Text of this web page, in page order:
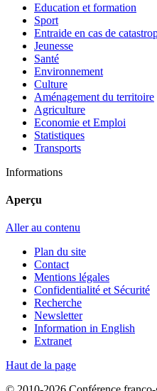
Education et formation
Sport
Entraide en cas de
Jeunesse
Santé
Environnement
Culture
Aménagement du territoire
Agriculture
Economie et Emploi
Statistiques
Transports
Informations
Aperçu
Aller au contenu
Plan du site
Contact
Mentions légales
Confidentialité et Sécurité
Recherche
Newsletter
Information in English
Extranet
Haut de la page